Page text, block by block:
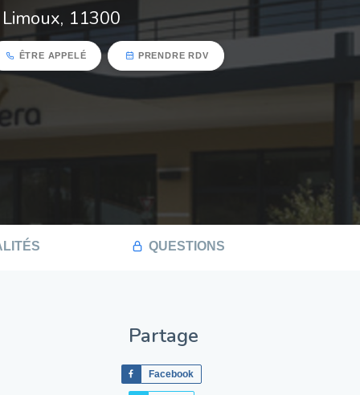
Limoux, 11300
ÊTRE APPELÉ PRENDRE RDV
QUESTIONS
Partage
Facebook